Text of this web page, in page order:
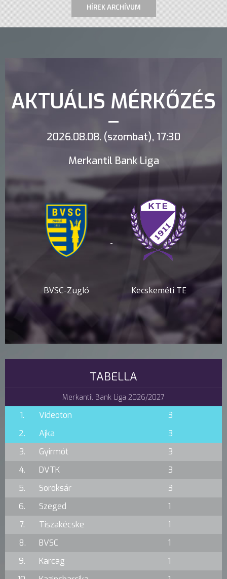
HÍREK ARCHÍVUM
AKTUÁLIS MÉRKŐZÉS
2026.08.08. (szombat), 17:30
Merkantil Bank Liga
BVSC-Zugló
-
Kecskeméti TE
TABELLA
Merkantil Bank Liga 2026/2027
1. Videoton
3
2.
Ajka
3
3.
Gyirmót
3
4.
DVTK
3
5.
Soroksár
3
6.
Szeged
1
7.
Tiszakécske
1
8.
BVSC
1
9.
Karcag
1